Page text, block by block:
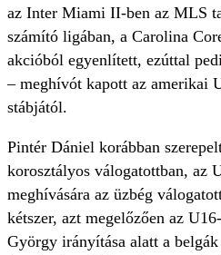
az Inter Miami II-ben az MLS
számító ligában, a Carolina
akcióból egyenlített, ezúttal
– meghívót kapott az amerikai
stábjától.
Pintér Dániel korábban
korosztályos válogatottban, az
meghívására az üzbég
kétszer, azt megelőzően az
György irányítása alatt a